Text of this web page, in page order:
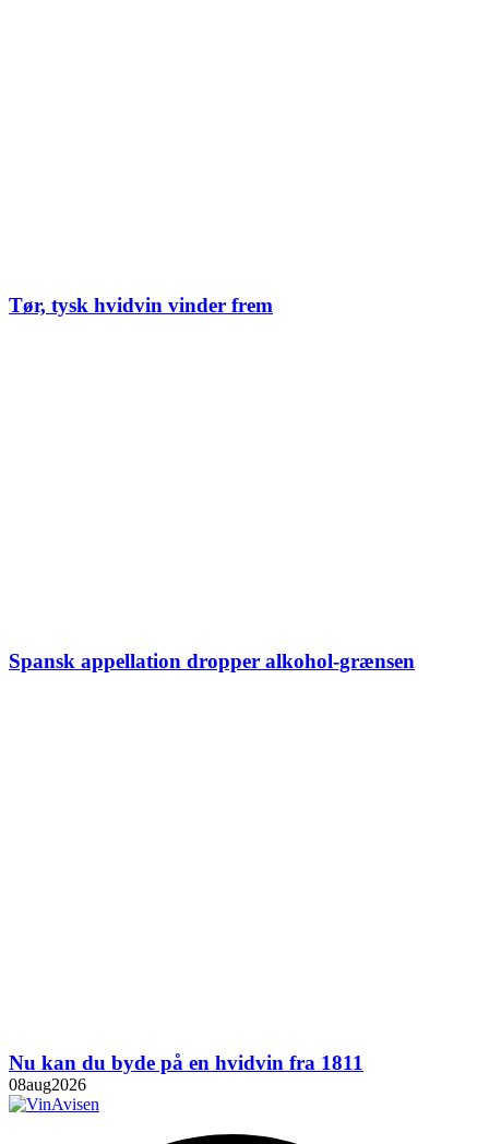
Tør, tysk hvidvin vinder frem
Spansk appellation dropper alkohol-grænsen
Nu kan du byde på en hvidvin fra 1811
08aug2026